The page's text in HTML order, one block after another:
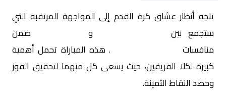
تتجه أنظار عشاق كرة القدم إلى المواجهة المرتقبة التي
ستجمع بين
وباشاك شهير
ضمن
منافسات
. هذه المباراة تحمل أهمية
كبيرة لكلا الفريقين، حيث يسعى كل منهما لتحقيق الفوز
وحصد النقاط الثمينة.